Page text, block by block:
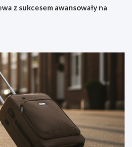
z sukcesem awansowały na